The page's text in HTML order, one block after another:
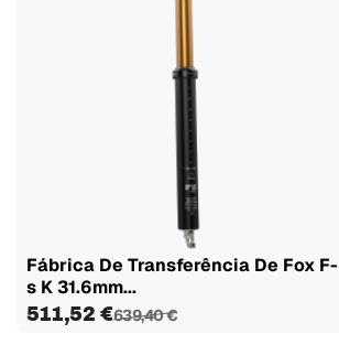
Fábrica De Transferência De Fox F-
s K 31.6mm...
511,52 €639,40 €